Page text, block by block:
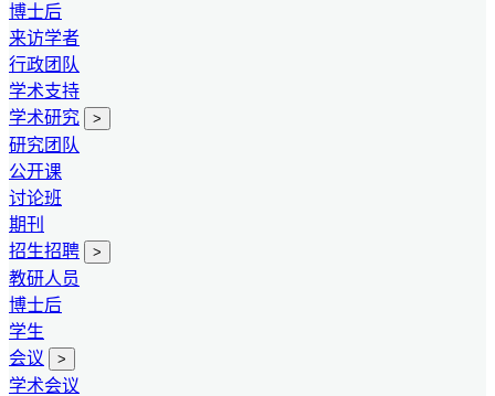
博士后
来访学者
行政团队
学术支持
学术研究
>
研究团队
公开课
讨论班
期刊
招生招聘
>
教研人员
博士后
学生
会议
>
学术会议